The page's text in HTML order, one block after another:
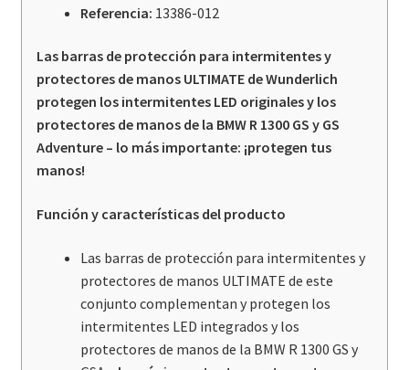
Referencia: 13386-012
Las barras de protección para intermitentes y
protectores de manos ULTIMATE de Wunderlich
protegen los intermitentes LED originales y los
protectores de manos de la BMW R 1300 GS y GS
Adventure – lo más importante: ¡protegen tus
manos!
Función y características del producto
Las barras de protección para intermitentes y
protectores de manos ULTIMATE de este
conjunto complementan y protegen los
intermitentes LED integrados y los
protectores de manos de la BMW R 1300 GS y